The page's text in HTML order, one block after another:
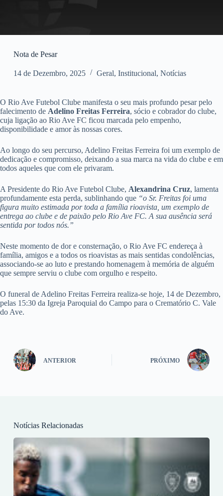
Nota de Pesar
14 de Dezembro, 2025 Geral, Institucional, Notícias
O Rio Ave Futebol Clube manifesta o seu mais profundo pesar pelo
falecimento de Adelino Freitas Ferreira, sócio e cobrador do clube,
cuja ligação ao Rio Ave FC ficou marcada pelo empenho,
disponibilidade e amor às nossas cores.
Ao longo do seu percurso, Adelino Freitas Ferreira foi um exemplo de
dedicação e compromisso, deixando a sua marca na vida do clube e em
todos aqueles que com ele privaram.
A Presidente do Rio Ave Futebol Clube, Alexandrina Cruz, lamenta
profundamente esta perda, sublinhando que “o Sr. Freitas foi uma
figura muito estimada por toda a família rioavista, um exemplo de
entrega ao clube e de paixão pelo Rio Ave FC. A sua ausência será
sentida por todos nós.”
Neste momento de dor e consternação, o Rio Ave FC endereça à
família, amigos e a todos os rioavistas as mais sentidas condolências,
associando-se ao luto e prestando homenagem à memória de alguém
que sempre serviu o clube com orgulho e respeito.
O funeral de Adelino Freitas Ferreira realiza-se hoje, 14 de Dezembro,
pelas 15:30 da Igreja Paroquial do Campo para o Crematório C. Vale
do Ave.
ANTERIOR PRÓXIMO
Notícias Relacionadas